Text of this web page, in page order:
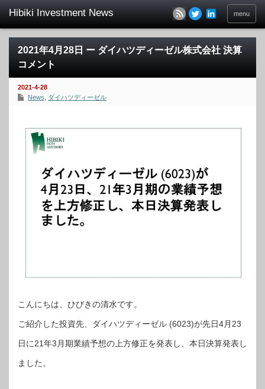
menu
2021年4月28日 ー ダイハツディーゼル株式会社 決算
コメント
2021-4-28
News
ダイハツディーゼル
こんにちは、ひびきの清水です。
ご紹介した投資先、ダイハツディーゼル (6023)が先日4月23
日に21年3月期業績予想の上方修正を発表し、本日決算発表し
ました。